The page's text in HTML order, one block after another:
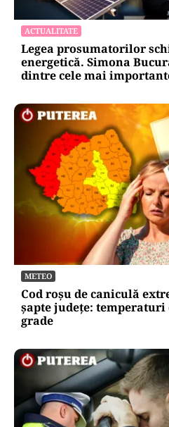
ACTUALITATE
STB a depus cererea de
București
ACTUALITATE
Legea prosumatorilor
energetică. Simona
dintre cele mai